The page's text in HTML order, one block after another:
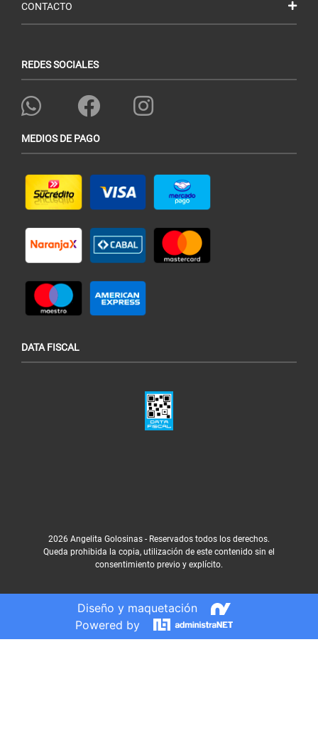
CONTACTO
REDES SOCIALES
MEDIOS DE PAGO
DATA FISCAL
2026 Angelita Golosinas - Reservados todos los derechos.
Queda prohibida la copia, utilización de este contenido sin el
consentimiento previo y explícito.
Diseño y maquetación
Powered by